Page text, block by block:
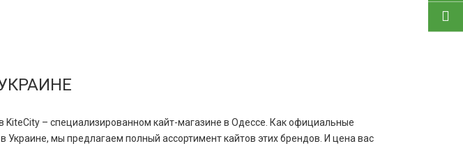
KiteCity – специализированном кайт-магазине в Одессе. Как официальные
Украине, мы предлагаем полный ассортимент кайтов этих брендов. И цена вас